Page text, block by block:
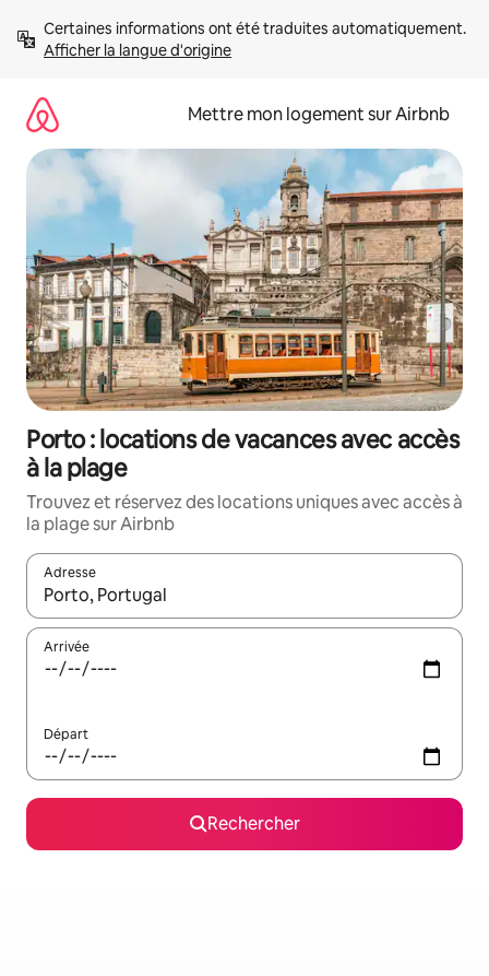
directement
Afficher la langue d'origine
Mettre mon logement sur Airbnb
Porto : locations de vacances avec accès
à la plage
Trouvez et réservez des locations uniques avec accès à
la plage sur Airbnb
Adresse
Lorsque les résultats s'affichent, utilisez les flèches vers le
Arrivée
Départ
Rechercher